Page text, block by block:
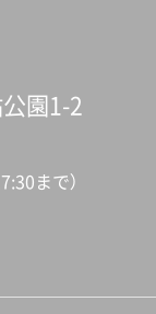
園1-2
まで）